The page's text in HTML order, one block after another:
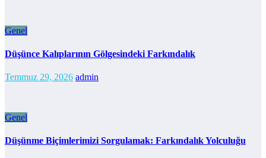
Genel
Düşünce Kalıplarının Gölgesindeki Farkındalık
Temmuz 29, 2026 admin
Genel
Düşünme Biçimlerimizi Sorgulamak: Farkındalık Yolculuğu